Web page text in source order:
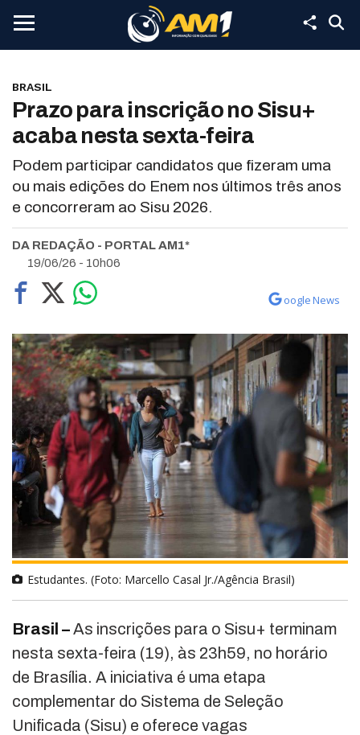
BRASIL
Prazo para inscrição no Sisu+
acaba nesta sexta-feira
Podem participar candidatos que fizeram uma
ou mais edições do Enem nos últimos três anos
e concorreram ao Sisu 2026.
DA REDAÇÃO - PORTAL AM1*
19/06/26 - 10h06
oogle News
Estudantes. (Foto: Marcello Casal Jr./Agência Brasil)
Brasil –As inscrições para o Sisu+ terminam
nesta sexta-feira (19), às 23h59, no horário
de Brasília. A iniciativa é uma etapa
complementar do Sistema de Seleção
Unificada (Sisu) e oferece vagas